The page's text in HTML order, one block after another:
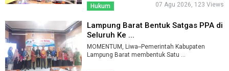
Hukum 07 Agu 2026, 123 Views
Lampung Barat Bentuk Satgas PPA di
Seluruh Ke ...
MOMENTUM, Liwa--Pemerintah Kabupaten
Lampung Barat membentuk Satu ...